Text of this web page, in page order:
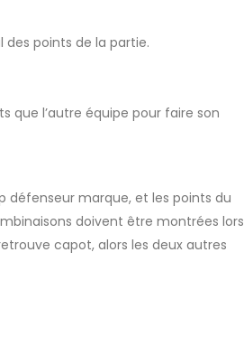
points de la partie.
que l’autre équipe pour faire son
défenseur marque, et les points du
doivent être montrées lors
capot, alors les deux autres